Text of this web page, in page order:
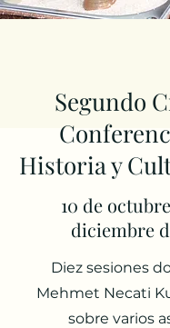
10 de
diciembre
Diez sesiones
Mehmet Necati
sobre varios
Segundo
Historia y